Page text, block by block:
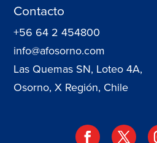
Contacto
+56 64 2 454800
info@afosorno.com
Las Quemas SN, Loteo 4A,
Osorno, X Región, Chile